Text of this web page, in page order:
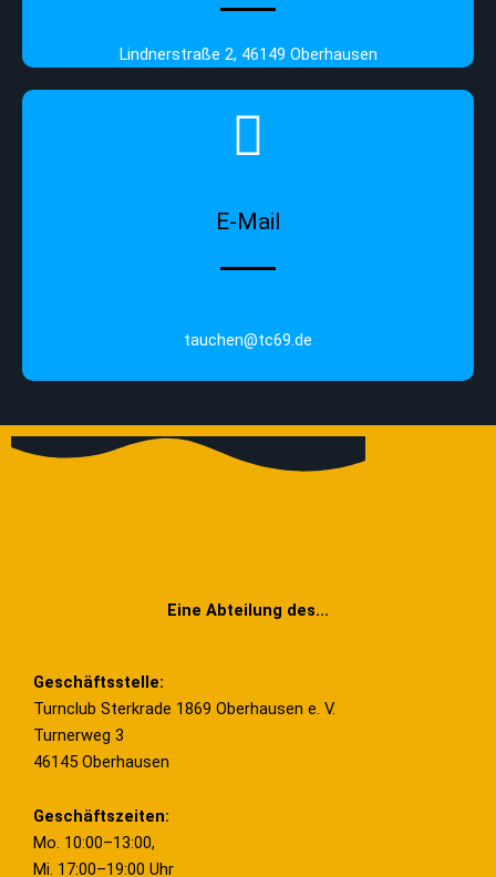
Lindnerstraße 2, 46149 Oberhausen
E-Mail
tauchen@tc69.de
Eine Abteilung des...
Geschäftsstelle:
Turnclub Sterkrade 1869 Oberhausen e. V.
Turnerweg 3
46145 Oberhausen
Geschäftszeiten:
Mo. 10:00–13:00,
Mi. 17:00–19:00 Uhr